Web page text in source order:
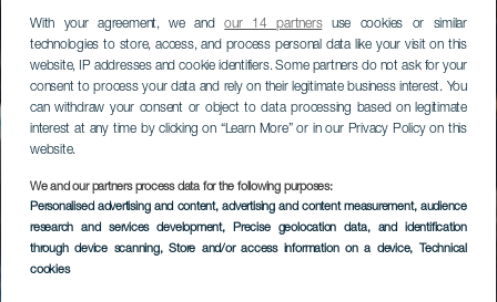
With your agreement, we andour 14 partnersuse cookies or similar
technologies to store, access, and process personal data like your visit on this
website, IP addresses and cookie identifiers. Some partners do not ask for your
consent to process your data and rely on their legitimate business interest. You
can withdraw your consent or object to data processing based on legitimate
interest at any time by clicking on “Learn More” or in our Privacy Policy on this
website.
We and our partners process data for the following purposes:
Personalised advertising and content, advertising and content measurement, audience
research and services development, Precise geolocation data, and identification
through device scanning, Store and/or access information on a device, Technical
cookies